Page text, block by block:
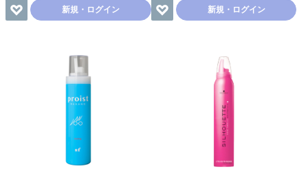
新規・ログイン 新規・ログイン